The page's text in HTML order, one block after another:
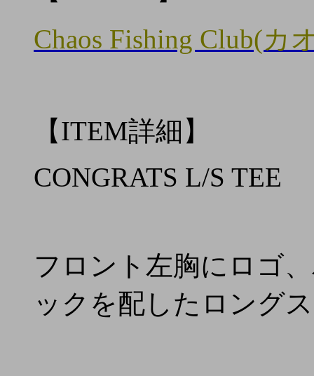
Chaos Fishing Club(
【ITEM詳細】
CONGRATS L/S TEE
フロント左胸にロゴ
ックを配したロング